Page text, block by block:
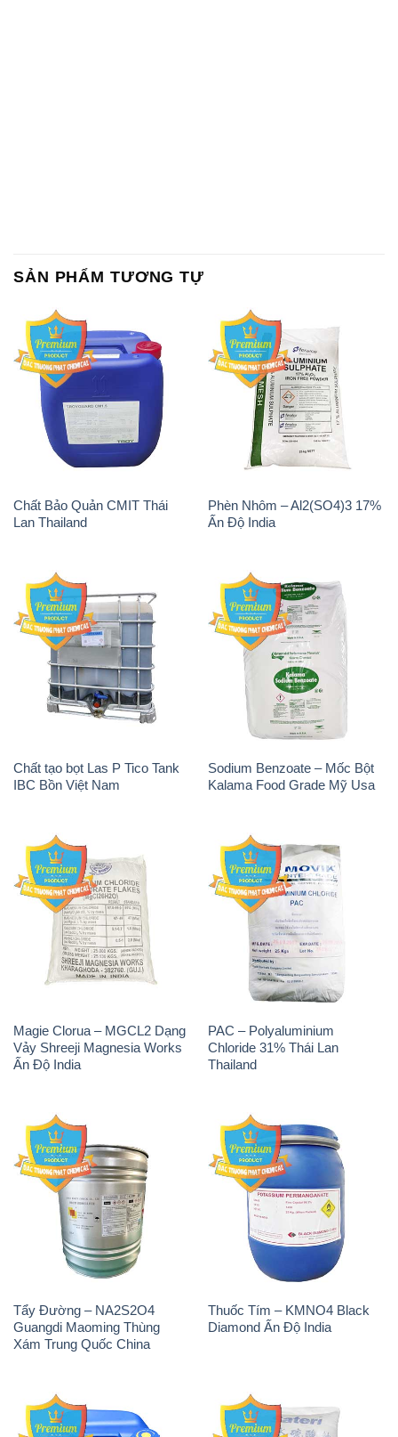
SẢN PHẨM TƯƠNG TỰ
Chất Bảo Quản CMIT Thái
Lan Thailand
Phèn Nhôm – Al2(SO4)3 17%
Ấn Độ India
Chất tạo bọt Las P Tico Tank
IBC Bồn Việt Nam
Sodium Benzoate – Mốc Bột
Kalama Food Grade Mỹ Usa
Magie Clorua – MGCL2 Dạng
Vảy Shreeji Magnesia Works
Ấn Độ India
PAC – Polyaluminium
Chloride 31% Thái Lan
Thailand
Tẩy Đường – NA2S2O4
Guangdi Maoming Thùng
Xám Trung Quốc China
Thuốc Tím – KMNO4 Black
Diamond Ấn Độ India